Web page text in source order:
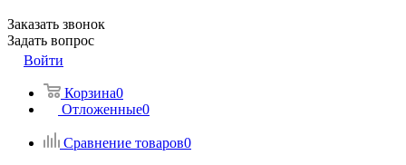
Заказать звонок
Задать вопрос
Войти
Корзина0
Отложенные0
Сравнение товаров0